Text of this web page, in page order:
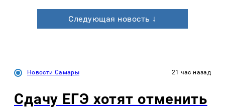
Следующая новость ↓
Новости Самары 21 час назад
Сдачу ЕГЭ хотят отменить